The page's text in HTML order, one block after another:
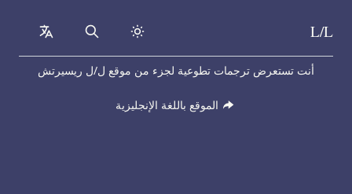
Skip to content
L/L
Search
أنت تستعرض ترجمات تطوعية لجزء من موقع ل/ل ريسيرتش
الموقع باللغة الإنجليزية